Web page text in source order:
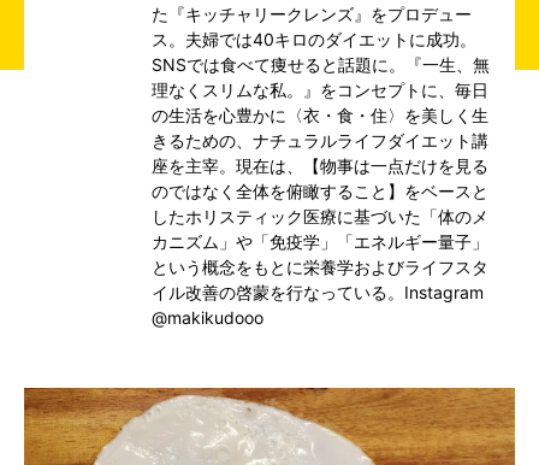
た『キッチャリークレンズ』をプロデュー
ス。夫婦では40キロのダイエットに成功。
SNSでは食べて痩せると話題に。『一生、無
理なくスリムな私。』をコンセプトに、毎日
の生活を心豊かに〈衣・食・住〉を美しく生
きるための、ナチュラルライフダイエット講
座を主宰。現在は、【物事は一点だけを見る
のではなく全体を俯瞰すること】をベースと
したホリスティック医療に基づいた「体のメ
カニズム」や「免疫学」「エネルギー量子」
という概念をもとに栄養学およびライフスタ
イル改善の啓蒙を行なっている。Instagram
@makikudooo